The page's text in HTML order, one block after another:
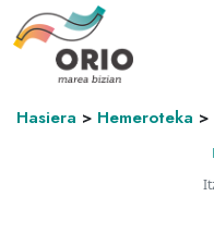
Hasiera > Hemeroteka >